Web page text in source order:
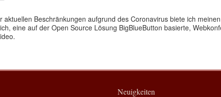
aktuellen Beschränkungen aufgrund des Coronavirus biete ich
eine auf der Open Source Lösung BigBlueButton basierte,
Neuigkeiten